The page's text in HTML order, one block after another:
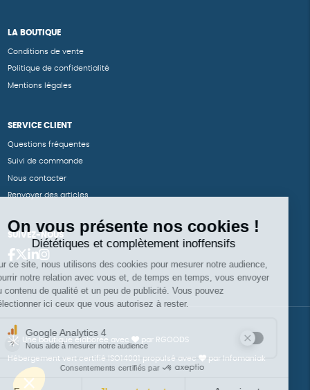
LA BOUTIQUE
Conditions de vente
Politique de confidentialité
Mentions légales
SERVICE CLIENT
Questions fréquentes
Suivi de commande
Nous contacter
Renvoyer des articles
SUIVEZ-NOUS
Une boutique élaborée avec par RGOODS
Hébergement vert certifié ISO14001 propulsé avec par Infomaniak